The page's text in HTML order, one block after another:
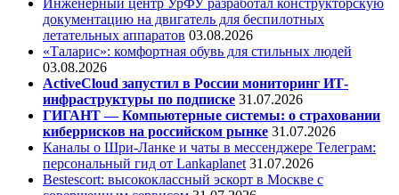
Инженерный центр УрФУ разработал конструкторскую
документацию на двигатель для беспилотных
летательных аппаратов 03.08.2026
«Таларис»: комфортная обувь для стильных людей
03.08.2026
ActiveCloud запустил в России мониторинг ИТ-
инфраструктуры по подписке 31.07.2026
ГИГАНТ — Компьютерные системы: о страховании
киберрисков на российском рынке 31.07.2026
Каналы о Шри-Ланке и чаты в мессенджере Телеграм:
персональный гид от Lankaplanet 31.07.2026
Bestescort: высококлассный эскорт в Москве с